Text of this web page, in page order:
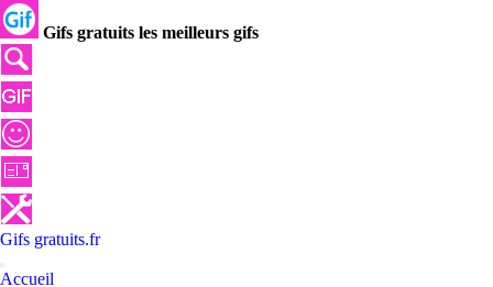
Gifs gratuits les meilleurs gifs
Gifs gratuits.fr
Accueil